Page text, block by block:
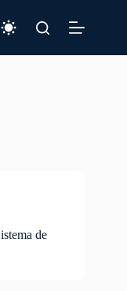
de